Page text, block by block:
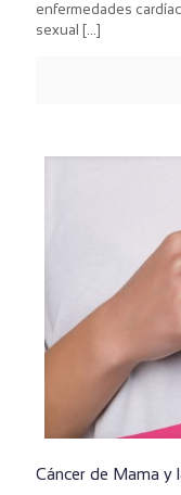
enfermedades
sexual […]
Cáncer de Mama y